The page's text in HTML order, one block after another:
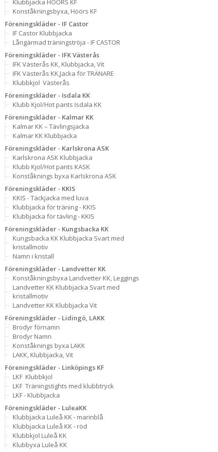
Klubbjacka HÖÖRS KF
Konståkningsbyxa, Höörs KF
Föreningskläder - IF Castor
IF Castor Klubbjacka
Långärmad träningströja - IF CASTOR
Föreningskläder - IFK Västerås
IFK Västerås KK, Klubbjacka, Vit
IFK Västerås KK,Jacka för TRÄNARE
Klubbkjol  Västerås
Föreningskläder - Isdala KK
Klubb Kjol/Hot pants Isdala KK
Föreningskläder - Kalmar KK
Kalmar KK – Tävlingsjacka
Kalmar KK Klubbjacka
Föreningskläder - Karlskrona ASK
Karlskrona ASK Klubbjacka
Klubb Kjol/Hot pants KASK
Konståknings byxa Karlskrona ASK
Föreningskläder - KKIS
KKIS - Täckjacka med luva
Klubbjacka för träning - KKIS
Klubbjacka för tävling - KKIS
Föreningskläder - Kungsbacka KK
Kungsbacka KK Klubbjacka Svart med
kristallmotiv
Namn i kristall
Föreningskläder - Landvetter KK
Konståkningsbyxa Landvetter KK, Leggings
Landvetter KK Klubbjacka Svart med
kristallmotiv
Landvetter KK Klubbjacka Vit
Föreningskläder - Lidingö, LAKK
Brodyr förnamn
Brodyr Namn
Konståknings byxa LAKK
LAKK, Klubbjacka, Vit
Föreningskläder - Linköpings KF
LKF  Klubbkjol
LKF  Träningstights med klubbtryck
LKF - Klubbjacka
Föreningskläder - LuleaKK
Klubbjacka Luleå KK - marinblå
Klubbjacka Luleå KK - röd
Klubbkjol Luleå KK
Klubbyxa Luleå KK